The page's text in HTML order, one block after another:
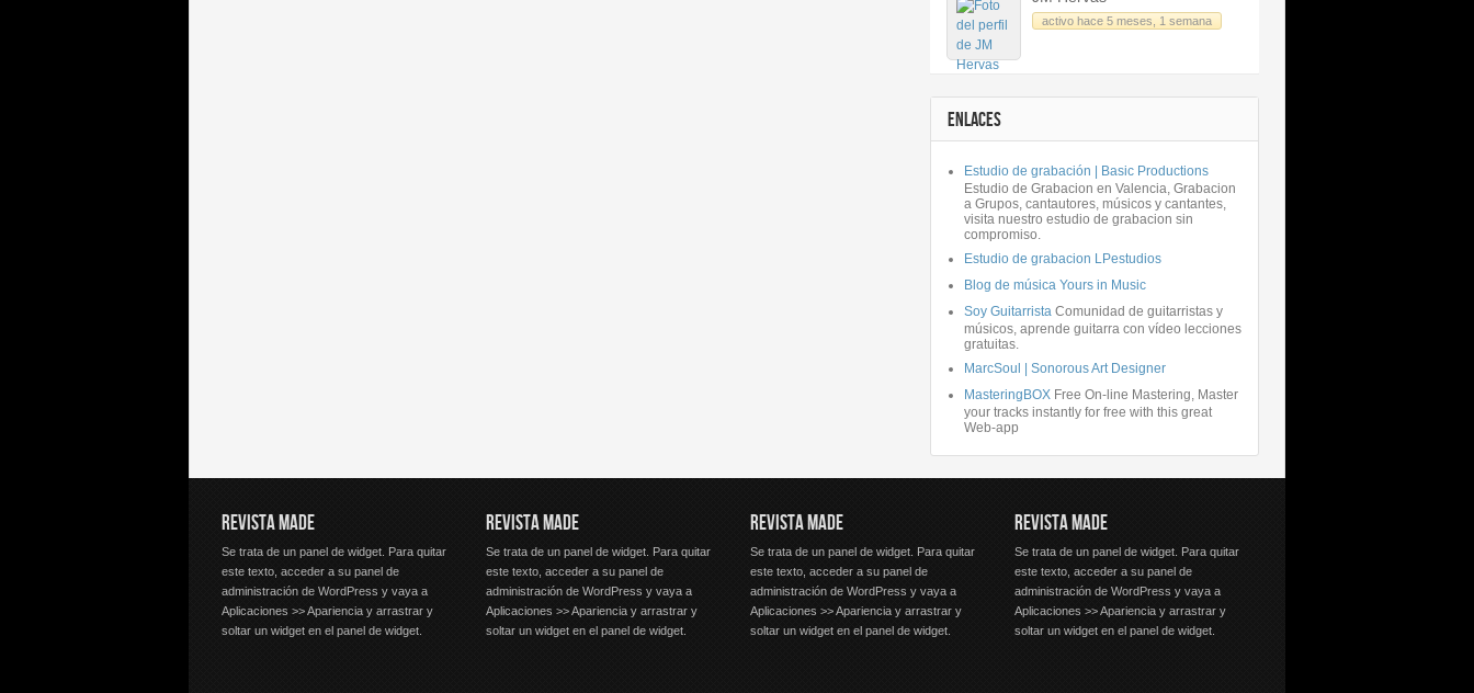
activo hace 5 meses, 1 semana
ENLACES
Estudio de grabación | Basic Productions
Estudio de Grabacion en Valencia, Grabacion
a Grupos, cantautores, músicos y cantantes,
visita nuestro estudio de grabacion sin
compromiso.
Estudio de grabacion LPestudios
Blog de música Yours in Music
Soy Guitarrista Comunidad de guitarristas y
músicos, aprende guitarra con vídeo lecciones
gratuitas.
MarcSoul | Sonorous Art Designer
MasteringBOX Free On-line Mastering, Master
your tracks instantly for free with this great
Web-app
REVISTA MADE
Se trata de un panel de widget. Para quitar
este texto, acceder a su panel de
administración de WordPress y vaya a
Aplicaciones >> Apariencia y arrastrar y
soltar un widget en el panel de widget.
REVISTA MADE
Se trata de un panel de widget. Para quitar
este texto, acceder a su panel de
administración de WordPress y vaya a
Aplicaciones >> Apariencia y arrastrar y
soltar un widget en el panel de widget.
REVISTA MADE
Se trata de un panel de widget. Para quitar
este texto, acceder a su panel de
administración de WordPress y vaya a
Aplicaciones >> Apariencia y arrastrar y
soltar un widget en el panel de widget.
REVISTA MADE
Se trata de un panel de widget. Para quitar
este texto, acceder a su panel de
administración de WordPress y vaya a
Aplicaciones >> Apariencia y arrastrar y
soltar un widget en el panel de widget.